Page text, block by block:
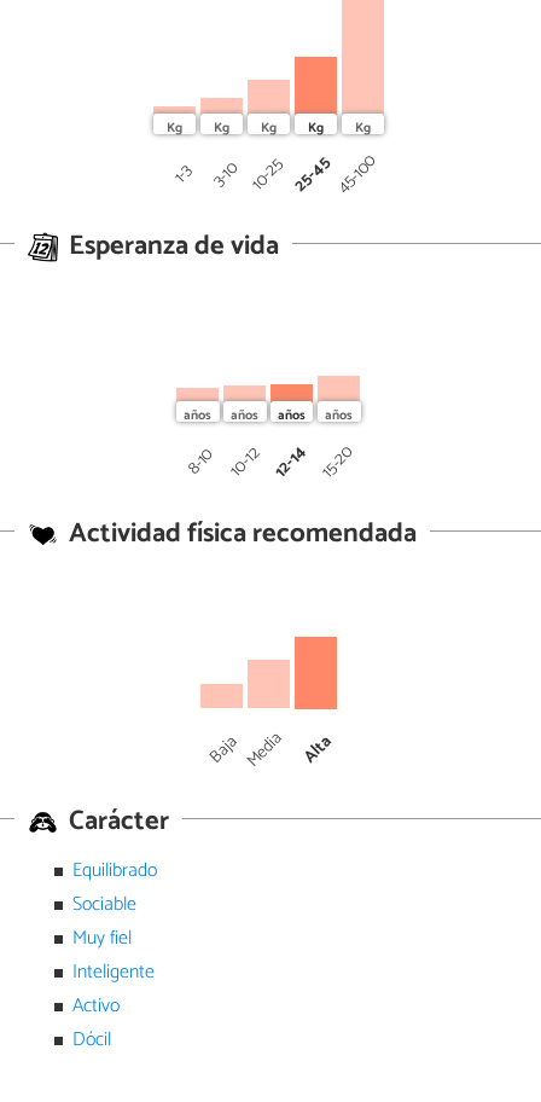
1-3 3-10 10-25 25-4545-100
Esperanza de vida
8-10 10-12 12-14 15-20
Actividad física recomendada
Baja Media Alta
Carácter
Equilibrado
Sociable
Muy fiel
Inteligente
Activo
Dócil